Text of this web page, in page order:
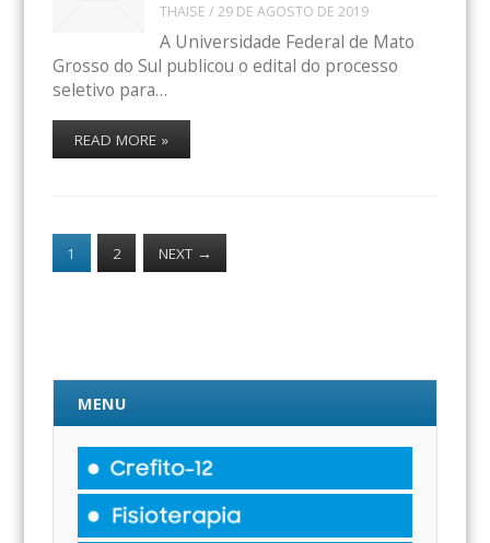
THAISE /29 DE AGOSTO DE 2019
A Universidade Federal de Mato
Grosso do Sul publicou o edital do processo
seletivo para…
READ MORE »
1 2 NEXT →
MENU